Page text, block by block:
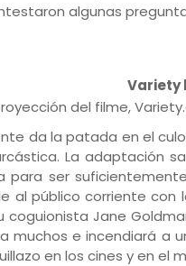
algunas
Variety
del filme,
da la patada en el
La adaptación
para ser
al público corriente con
coguionista Jane
muchos e incendiará a
en los cines y en el